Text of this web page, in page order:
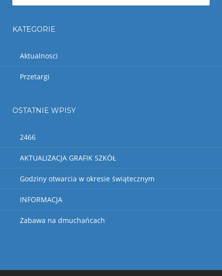
KATEGORIE
Aktualnosci
Przetargi
OSTATNIE WPISY
2466
AKTUALIZACJA GRAFIK SZKÓŁ
Godziny otwarcia w okresie świątecznym
INFORMACJA
Zabawa na dmuchańcach